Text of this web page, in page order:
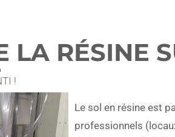
LA RÉSINE
!
Le sol en résine est
professionnels